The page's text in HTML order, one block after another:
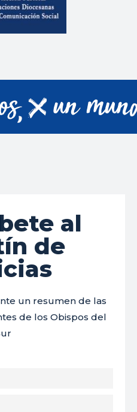
al
de
un resumen de las
de los Obispos del